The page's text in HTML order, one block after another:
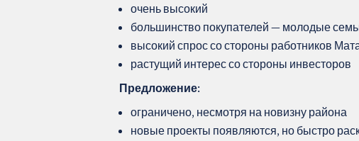
очень высокий
большинство покупателей — молодые
высокий спрос со стороны работников
растущий интерес со стороны инвесторов
Предложение:
ограничено, несмотря на новизну района
новые проекты появляются, но быстро